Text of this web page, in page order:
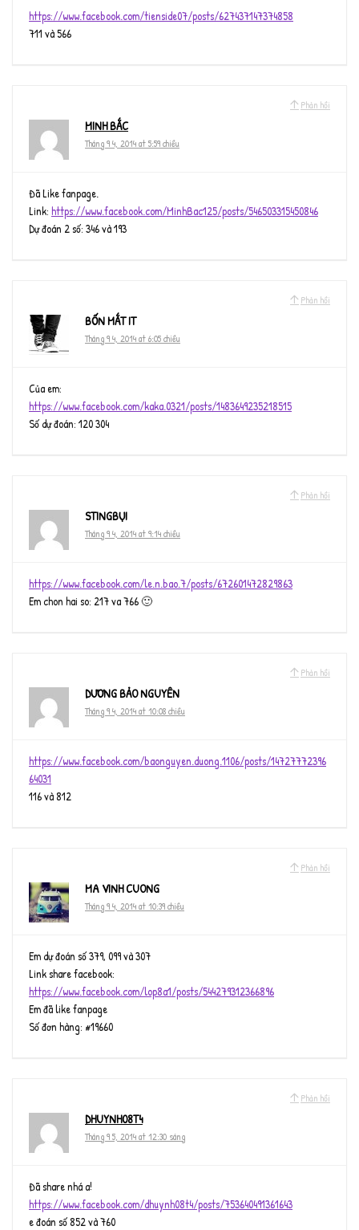
https://www.facebook.com/tienside07/posts/627437147374858
711 và 566
Phản hồi
MINH BẮC
Tháng 9 4, 2014 at 5:59 chiều
Đã Like fanpage.
Link: https://www.facebook.com/MinhBac125/posts/546503315450846
Dự đoán 2 số: 346 và 193
Phản hồi
BỐN MẮT IT
Tháng 9 4, 2014 at 6:05 chiều
Của em:
https://www.facebook.com/kaka.0321/posts/1483649235218515
Số dự đoán: 120 304
Phản hồi
STINGBỤI
Tháng 9 4, 2014 at 9:14 chiều
https://www.facebook.com/le.n.bao.7/posts/672601472829863
Em chon hai so: 217 va 766 🙂
Phản hồi
DƯƠNG BẢO NGUYÊN
Tháng 9 4, 2014 at 10:08 chiều
https://www.facebook.com/baonguyen.duong.1106/posts/14727772396
64031
116 và 812
Phản hồi
MA VINH CUONG
Tháng 9 4, 2014 at 10:39 chiều
Em dự đoán số 379, 099 và 307
Link share facebook:
https://www.facebook.com/lop8a1/posts/544279312366896
Em đã like fanpage
Số đơn hàng: #19660
Phản hồi
DHUYNH08T4
Tháng 9 5, 2014 at 12:30 sáng
Đã share nhá a!
https://www.facebook.com/dhuynh08t4/posts/753640491361643
e đoán số 852 và 760